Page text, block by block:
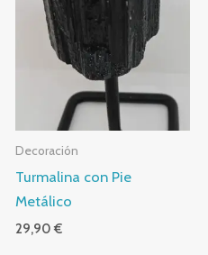
Decoración
Turmalina con Pie
Metálico
29,90€